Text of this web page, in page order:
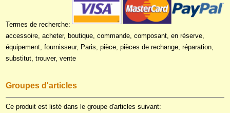
Termes de recherche:
accessoire, acheter, boutique, commande, composant, en réserve,
équipement, fournisseur, Paris, pièce, pièces de rechange, réparation,
substitut, trouver, vente
Groupes d'articles
Ce produit est listé dans le groupe d'articles suivant: